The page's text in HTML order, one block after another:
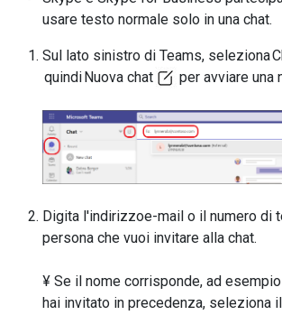
usare testo normale solo in una chat.
Sul lato sinistro di Teams, seleziona
quindi Nuova chat
per avviare una
Digita l'indirizzoe-mail o il numero di
persona che vuoi invitare alla chat.
¥ Se il nome corrisponde, ad
hai invitato in precedenza, seleziona